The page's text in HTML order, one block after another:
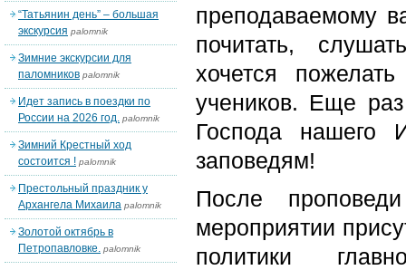
преподаваемому
почитать,
хочется
учеников. Еще
Господа
заповедям!
После
мероприятии
политики
“Татьянин день” – большая
экскурсия palomnik
Зимние экскурсии для
паломников palomnik
Идет запись в поездки по
России на 2026 год. palomnik
Зимний Крестный ход
состоится ! palomnik
Престольный праздник у
Архангела Михаила palomnik
Золотой октябрь в
Петропавловке. palomnik